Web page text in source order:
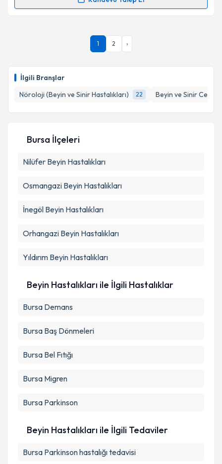
İlgili Branşlar
Nöroloji (Beyin ve Sinir Hastalıkları)
22 Beyin ve Sinir
Randevu Takvimi Talebi
Prof. Dr. Mehmet Zarifoğluiçin randevu takvimi
talebi oluşturun. Size bu uzmandan randevu almanız
bilgilendireceğiz.
Kişisel verilerimin işlenmesine ilişkin
Metni
Takvim Talebini Gönder
1 2 ›
Bursa İlçeleri
Nilüfer Beyin Hastalıkları
Osmangazi Beyin Hastalıkları
İnegöl Beyin Hastalıkları
Orhangazi Beyin Hastalıkları
Yıldırım Beyin Hastalıkları
Beyin Hastalıkları ile İlgili Hastalıklar
Bursa Demans
Bursa Baş Dönmeleri
Bursa Bel Fıtığı
Bursa Migren
Bursa Parkinson
Beyin Hastalıkları ile İlgili Tedaviler
Bursa Parkinson hastalığı tedavisi